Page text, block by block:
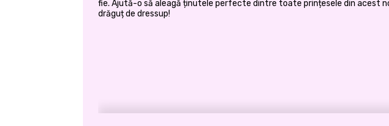
fie. Ajută-o să aleagă ținutele perfecte dintre toate prințesele din acest
drăguț de dressup!